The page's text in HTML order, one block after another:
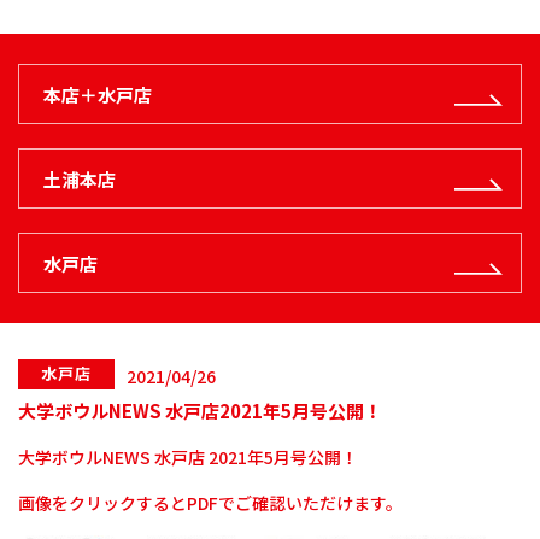
本店＋水戸店
土浦本店
水戸店
水戸店 2021/04/26
大学ボウルNEWS 水戸店2021年5月号公開！
大学ボウルNEWS 水戸店 2021年5月号公開！
画像をクリックするとPDFでご確認いただけます。